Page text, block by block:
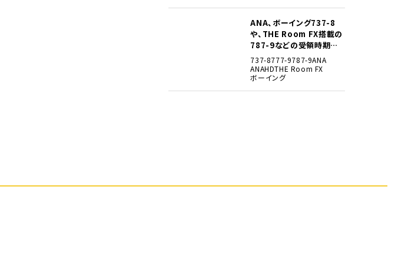
ANA、ボーイング737-8
や、THE Room FX搭載の
787-9などの受領時期見
込みを明らかに
737-8777-9787-9ANA
ANAHDTHE Room FX
ボーイング